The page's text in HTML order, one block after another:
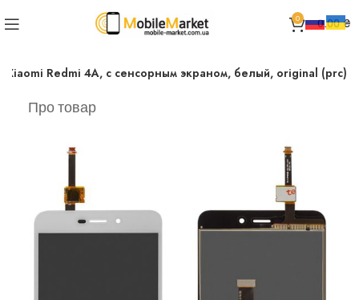
0 0.00₴
Xiaomi Redmi 4A, с сенсорным экраном, белый, original (prc)
Про товар